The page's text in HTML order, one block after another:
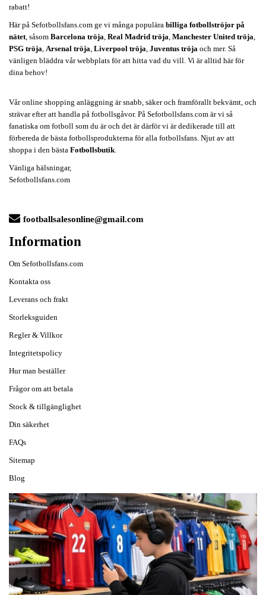
rabatt!
Här på Sefotbollsfans.com ge vi många populära billiga fotbollströjor på
nätet , såsom Barcelona tröja Real Madrid tröja Manchester United tröja
PSG tröja Arsenal tröja Liverpool tröja Juventus tröja och mer. Så
vänligen bläddra vår webbplats för att hitta vad du vill. Vi är alltid här för
dina behov!
Vår online shopping anläggning är snabb, säker och framförallt bekvämt, och
strävar efter att handla på fotbollsgåvor. På Sefotbollsfans.com är vi så
fanatiska om fotboll som du är och det är därför vi är dedikerade till att
förbereda de bästa fotbollsprodukterna för alla fotbollsfans. Njut av att
shoppa i den bästa Fotbollsbutik
Vänliga hälsningar,
Sefotbollsfans.com
footballsalesonline@gmail.com
Information
Om Sefotbollsfans.com
Kontakta oss
Leverans och frakt
Storleksguiden
Regler & Villkor
Integritetspolicy
Hur man beställer
Frågor om att betala
Stock & tillgänglighet
Din säkerhet
FAQs
Sitemap
Blog